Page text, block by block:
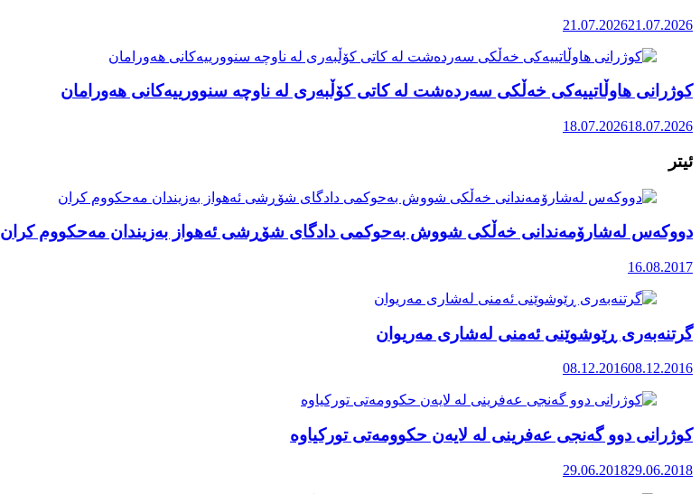
21.07.202621.07.2026
کوژرانی هاوڵاتییەکی خەڵکی سەردەشت لە کاتی کۆڵبەری لە ناوچە سنوورییەکانی هەورامان
18.07.202618.07.2026
ئیتر
دووکەس لەشارۆمەندانی خەڵکی شووش بەحوکمی دادگای شۆڕشی ئەهواز بەزیندان مەحکووم کران
16.08.2017
گرتنەبەری ڕێوشوێنی ئەمنی لەشاری مەریوان
08.12.201608.12.2016
کوژرانی دوو گەنجی عەفرینی لە لایەن حکوومەتی تورکیاوە
29.06.201829.06.2018